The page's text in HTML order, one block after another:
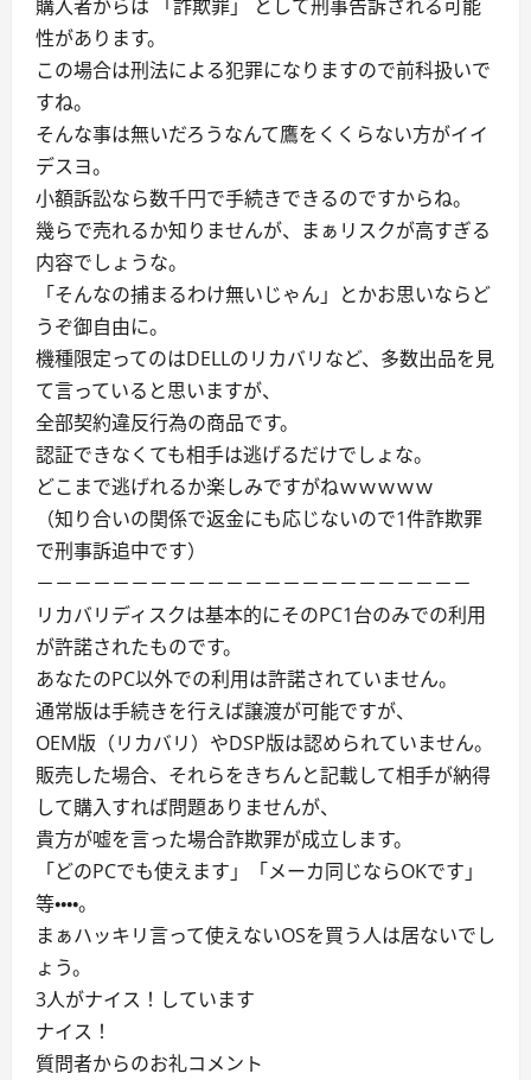
購入者からは 「詐欺罪」 として刑事告訴される可能
性があります。
この場合は刑法による犯罪になりますので前科扱いで
すね。
そんな事は無いだろうなんて鷹をくくらない方がイイ
デスヨ。
小額訴訟なら数千円で手続きできるのですからね。
幾らで売れるか知りませんが、まぁリスクが高すぎる
内容でしょうな。
「そんなの捕まるわけ無いじゃん」とかお思いならど
うぞ御自由に。
機種限定ってのはDELLのリカバリなど、多数出品を見
て言っていると思いますが、
全部契約違反行為の商品です。
認証できなくても相手は逃げるだけでしょな。
どこまで逃げれるか楽しみですがねｗｗｗｗｗ
（知り合いの関係で返金にも応じないので1件詐欺罪
で刑事訴追中です）
－－－－－－－－－－－－－－－－－－－－－－－
リカバリディスクは基本的にそのPC1台のみでの利用
が許諾されたものです。
あなたのPC以外での利用は許諾されていません。
通常版は手続きを行えば譲渡が可能ですが、
OEM版（リカバリ）やDSP版は認められていません。
販売した場合、それらをきちんと記載して相手が納得
して購入すれば問題ありませんが、
貴方が嘘を言った場合詐欺罪が成立します。
「どのPCでも使えます」「メーカ同じならOKです」
等・・・・。
まぁハッキリ言って使えないOSを買う人は居ないでし
ょう。
3人がナイス！しています
ナイス！
質問者からのお礼コメント